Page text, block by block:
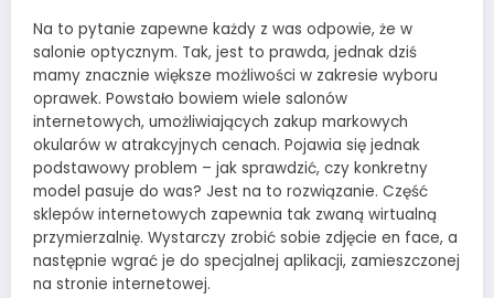
Na to pytanie zapewne każdy z was odpowie, że w
salonie optycznym. Tak, jest to prawda, jednak dziś
mamy znacznie większe możliwości w zakresie wyboru
oprawek. Powstało bowiem wiele salonów
internetowych, umożliwiających zakup markowych
okularów w atrakcyjnych cenach. Pojawia się jednak
podstawowy problem – jak sprawdzić, czy konkretny
model pasuje do was? Jest na to rozwiązanie. Część
sklepów internetowych zapewnia tak zwaną wirtualną
przymierzalnię. Wystarczy zrobić sobie zdjęcie en face, a
następnie wgrać je do specjalnej aplikacji, zamieszczonej
na stronie internetowej.